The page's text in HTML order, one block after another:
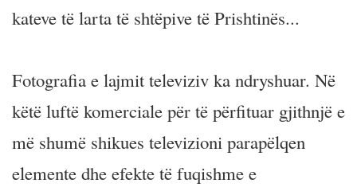
kateve të larta të shtëpive të Prishtinës...
Fotografia e lajmit televiziv ka ndryshuar. Në
këtë luftë komerciale për të përfituar gjithnjë e
më shumë shikues televizioni parapëlqen
elemente dhe efekte të fuqishme e